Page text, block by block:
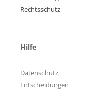
Rechtsschutz
Hilfe
Datenschutz
Entscheidungen